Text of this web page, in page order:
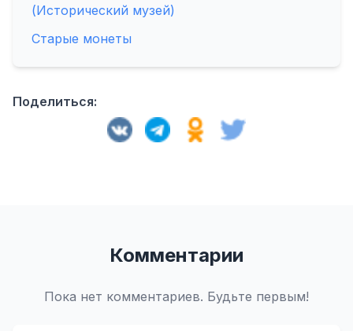
(Исторический музей)
Старые монеты
Поделиться:
Комментарии
Пока нет комментариев. Будьте первым!